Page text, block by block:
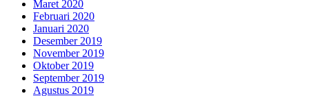
Maret 2020
Februari 2020
Januari 2020
Desember 2019
November 2019
Oktober 2019
September 2019
Agustus 2019